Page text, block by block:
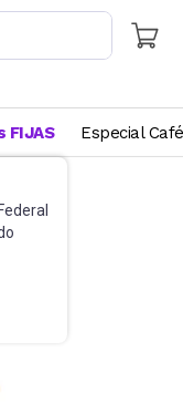
FIJAS Especial Café